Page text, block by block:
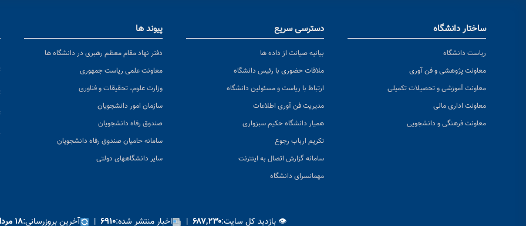
ساختار دانشگاه
ریاست دانشگاه
معاونت پژوهشی و فن آوری
معاونت آموزشی و تحصیلات تکمیلی
معاونت اداری مالی
معاونت فرهنگی و دانشجویی
دسترسی سریع
بیانیه صیانت از داده ها
ملاقات حضوری با رئیس دانشگاه
ارتباط با ریاست و مسئولین دانشگاه
مدیریت فن آوری اطلاعات
همیار دانشگاه حکیم سبزواری
تکریم ارباب رجوع
سامانه گزارش اتصال به اینترنت
مهمانسرای دانشگاه
پیوند ها
دفتر نهاد مقام معظم رهبری در دانشگاه ها
معاونت علمی ریاست جمهوری
وزارت علوم، تحقیقات و فناوری
سازمان امور دانشجویان
صندوق رفاه دانشجویان
سامانه حامیان صندوق رفاه دانشجویان
سایر دانشگاههای دولتی
👁 بازدید کل سایت:۶۸۷,۲۳۰ | اخبار منتشر شده:۶۹۱۰ | آخرین بروزرسانی:۱۸ مرداد ۱۴۰۵